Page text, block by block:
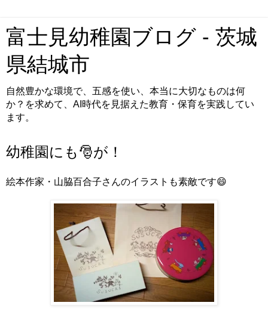
富士見幼稚園ブログ - 茨城
県結城市
自然豊かな環境で、五感を使い、本当に大切なものは何
か？を求めて、AI時代を見据えた教育・保育を実践してい
ます。
幼稚園にも🎅が！
絵本作家・山脇百合子さんのイラストも素敵です😄